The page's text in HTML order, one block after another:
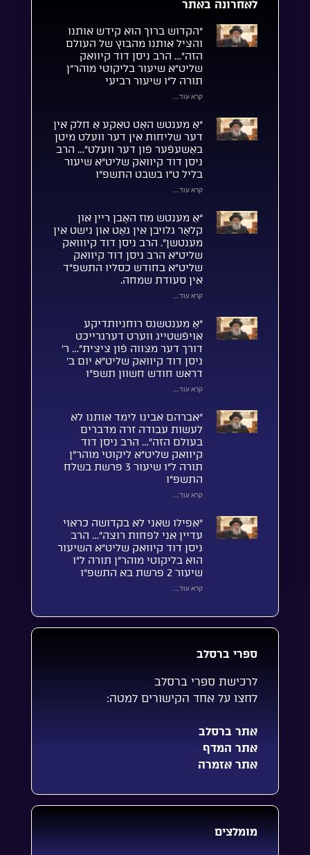
לאחרונה באתר
“הקדוש ברוך הוא קידש אותנו
והציל אותנו מהבוץ של העולם
הזה”… הרב ניסן דוד קיוואק
שליט”א שיעור בליקוטי מוהר”ן
תורה ל”ו שיעור רביעי
קרא עוד...
“אַ מענטש האָט טאַקע אַ חלק אין
דער שליחות אין דער וועלט מיטן
באַשעפֿער פֿון דער וועלט”… הרב
ניסן דוד קיוואק שליט”א שיעור
בליל ט”ו בשבט התשפ”ו
קרא עוד...
“אַ מענטש מוז האָבן ריין און
קלאָר גלויבן אין גאָט און נישט אין
מענטשן”. הרב ניסן דוד קיווואק
שליט”א הרב ניסן דוד קיוואק
שליט”א בחודש כסליו התשפ”ד
אין סעודת שמחה.
קרא עוד...
“אַ מענטשנס רוחניותדיקע
אויפֿשטייג ווערט דערגרייכט
דורך דער מצווה פֿון ציצית”… ר’
ניסן דוד קיוואק שליט”א יום ב’
דראש חודש חשוון תשפ”ו
קרא עוד...
“אברהם אבינו לימד אותנו לא
לעשות עבודה זרה מדברים
בעולם הזה”… הרב ניסן דוד
קיוואק שליט”א ליקוטי מוהר”ן
תורה ל”ו שיעור 3 פרשת בשלח
התשפ”ו
קרא עוד...
“אפילו שאני לא בקדושה כראוי
עדיין אני לפחות רוצה”… הרב
ניסן דוד קיוואק שליט”א השיעור
הוא בליקוטי מוהר”ן תורה ל”ו
שיעור 2 פרשת בא התשפ”ו
קרא עוד...
ספרי ברסלב
לרכישת ספרי ברסלב
לחצו על אחד הקישורים למטה:
אתר ברסלב
אתר המדף
אתר אזמרה
מומלצים